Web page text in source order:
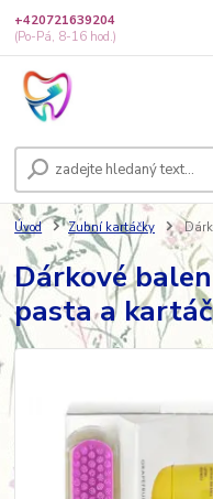
+420721639204
(Po-Pá, 8-16 hod.)
Úvod Zubní kartáčky
Dárkové
pasta a